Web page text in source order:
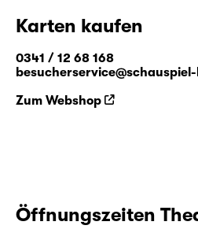
Karten kaufen
0341 / 12 68 168
Zum Webshop
Öffnungszeiten